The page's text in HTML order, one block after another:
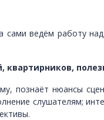
ведём работу
познаёт нюансы
слушателям;